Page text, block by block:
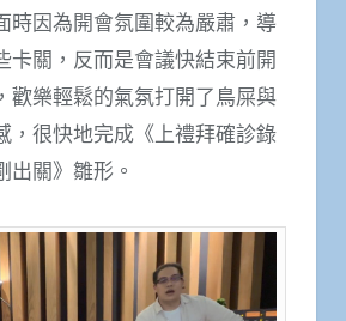
時因為開會氛圍較為嚴肅，導
卡關，反而是會議快結束前開
歡樂輕鬆的氣氛打開了鳥屎與
，很快地完成《上禮拜確診錄
出關》雛形。